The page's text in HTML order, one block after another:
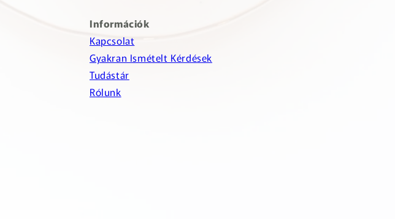
Információk
Kapcsolat
Gyakran Ismételt Kérdések
Tudástár
Rólunk